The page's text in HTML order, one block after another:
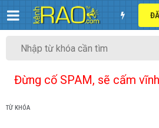
Đừng cố SPAM, sẽ cấm
TỪ KHÓA